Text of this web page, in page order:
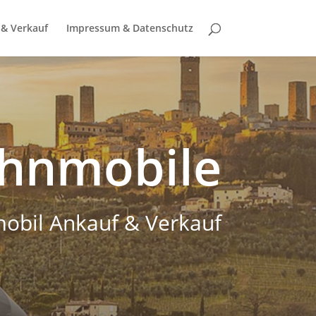
Verkauf Impressum & Datenschutz
Ankauf & Verkauf